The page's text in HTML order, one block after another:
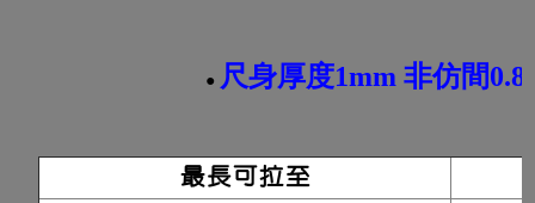
● 尺身厚度1mm 非仿間
最長可拉至